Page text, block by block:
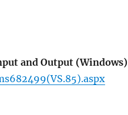
and Output (Windows)